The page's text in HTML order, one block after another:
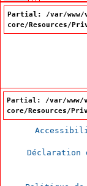
Partial: /var/www/
core/Resources/
Partial: /var/www/
core/Resources/
Déclaration